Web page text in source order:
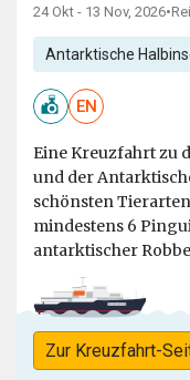
24 Okt - 13 Nov, 2026•
Antarktische
EN
Eine Kreuzfahrt zu
und der
schönsten
mindestens 6
antarktischer
Zur Kreuzfahrt-